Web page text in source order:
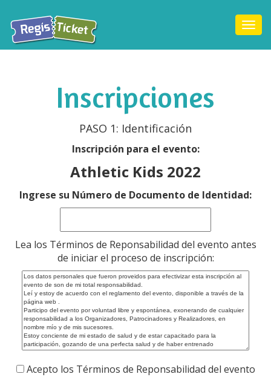
Inscripciones
PASO 1: Identificación
Inscripción para el evento:
Athletic Kids 2022
Ingrese su Número de Documento de Identidad:
Lea los Términos de Reponsabilidad del evento antes
de iniciar el proceso de inscripción:
Acepto los Términos de Reponsabilidad del evento